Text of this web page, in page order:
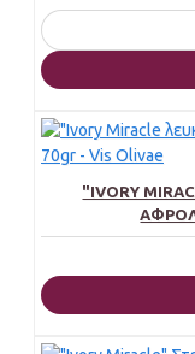
"IVORY